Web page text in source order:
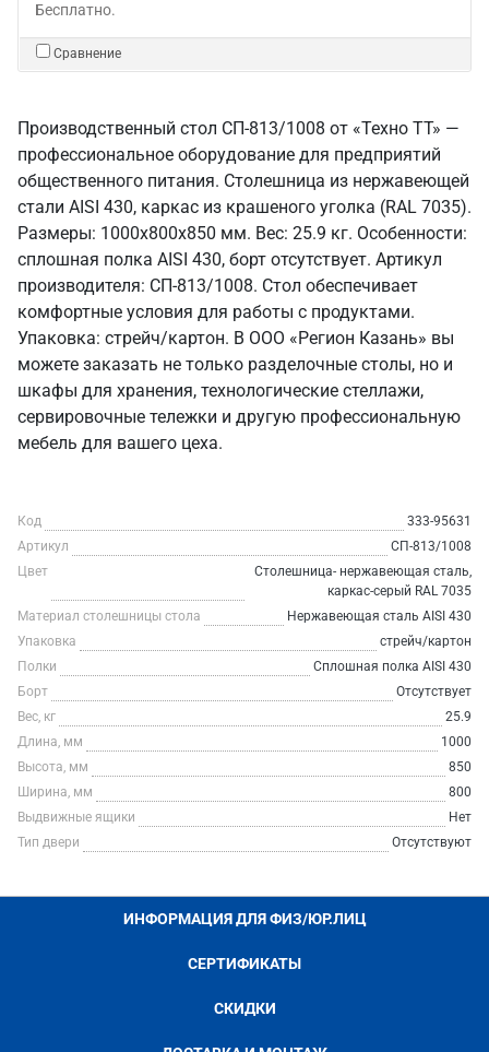
Бесплатно.
Сравнение
Производственный стол СП-813/1008 от «Техно ТТ» —
профессиональное оборудование для предприятий
общественного питания. Столешница из нержавеющей
стали AISI 430, каркас из крашеного уголка (RAL 7035).
Размеры: 1000x800x850 мм. Вес: 25.9 кг. Особенности:
сплошная полка AISI 430, борт отсутствует. Артикул
производителя: СП-813/1008. Стол обеспечивает
комфортные условия для работы с продуктами.
Упаковка: стрейч/картон. В ООО «Регион Казань» вы
можете заказать не только разделочные столы, но и
шкафы для хранения, технологические стеллажи,
сервировочные тележки и другую профессиональную
мебель для вашего цеха.
Код
333-95631
Артикул
СП-813/1008
Цвет
Столешница- нержавеющая сталь,
каркас-серый RAL 7035
Материал столешницы стола
Нержавеющая сталь AISI 430
Упаковка
стрейч/картон
Полки
Сплошная полка AISI 430
Борт
Отсутствует
Вес, кг
25.9
Длина, мм
1000
Высота, мм
850
Ширина, мм
800
Выдвижные ящики
Нет
Тип двери
Отсутствуют
ИНФОРМАЦИЯ ДЛЯ ФИЗ/ЮР.ЛИЦ
СЕРТИФИКАТЫ
СКИДКИ